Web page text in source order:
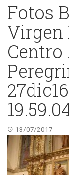
Fotos
Virgen
13/07/2017